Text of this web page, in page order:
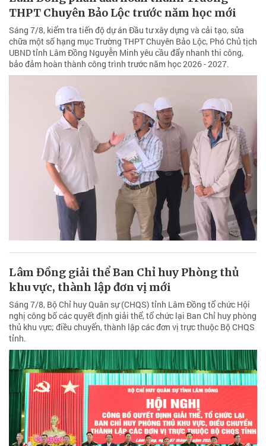
THPT Chuyên Bảo Lộc trước năm học mới
Sáng 7/8, kiểm tra tiến độ dự án Đầu tư xây dựng và cải tạo, sửa
chữa một số hạng mục Trường THPT Chuyên Bảo Lộc, Phó Chủ tịch
UBND tỉnh Lâm Đồng Nguyễn Minh yêu cầu đẩy nhanh thi công,
bảo đảm hoàn thành công trình trước năm học 2026 - 2027.
Lâm Đồng giải thể Ban Chỉ huy Phòng thủ
khu vực, thành lập đơn vị mới
Sáng 7/8, Bộ Chỉ huy Quân sự (CHQS) tỉnh Lâm Đồng tổ chức Hội
nghị công bố các quyết định giải thể, tổ chức lại Ban Chỉ huy phòng
thủ khu vực; điều chuyển, thành lập các đơn vị trực thuộc Bộ CHQS
tỉnh.